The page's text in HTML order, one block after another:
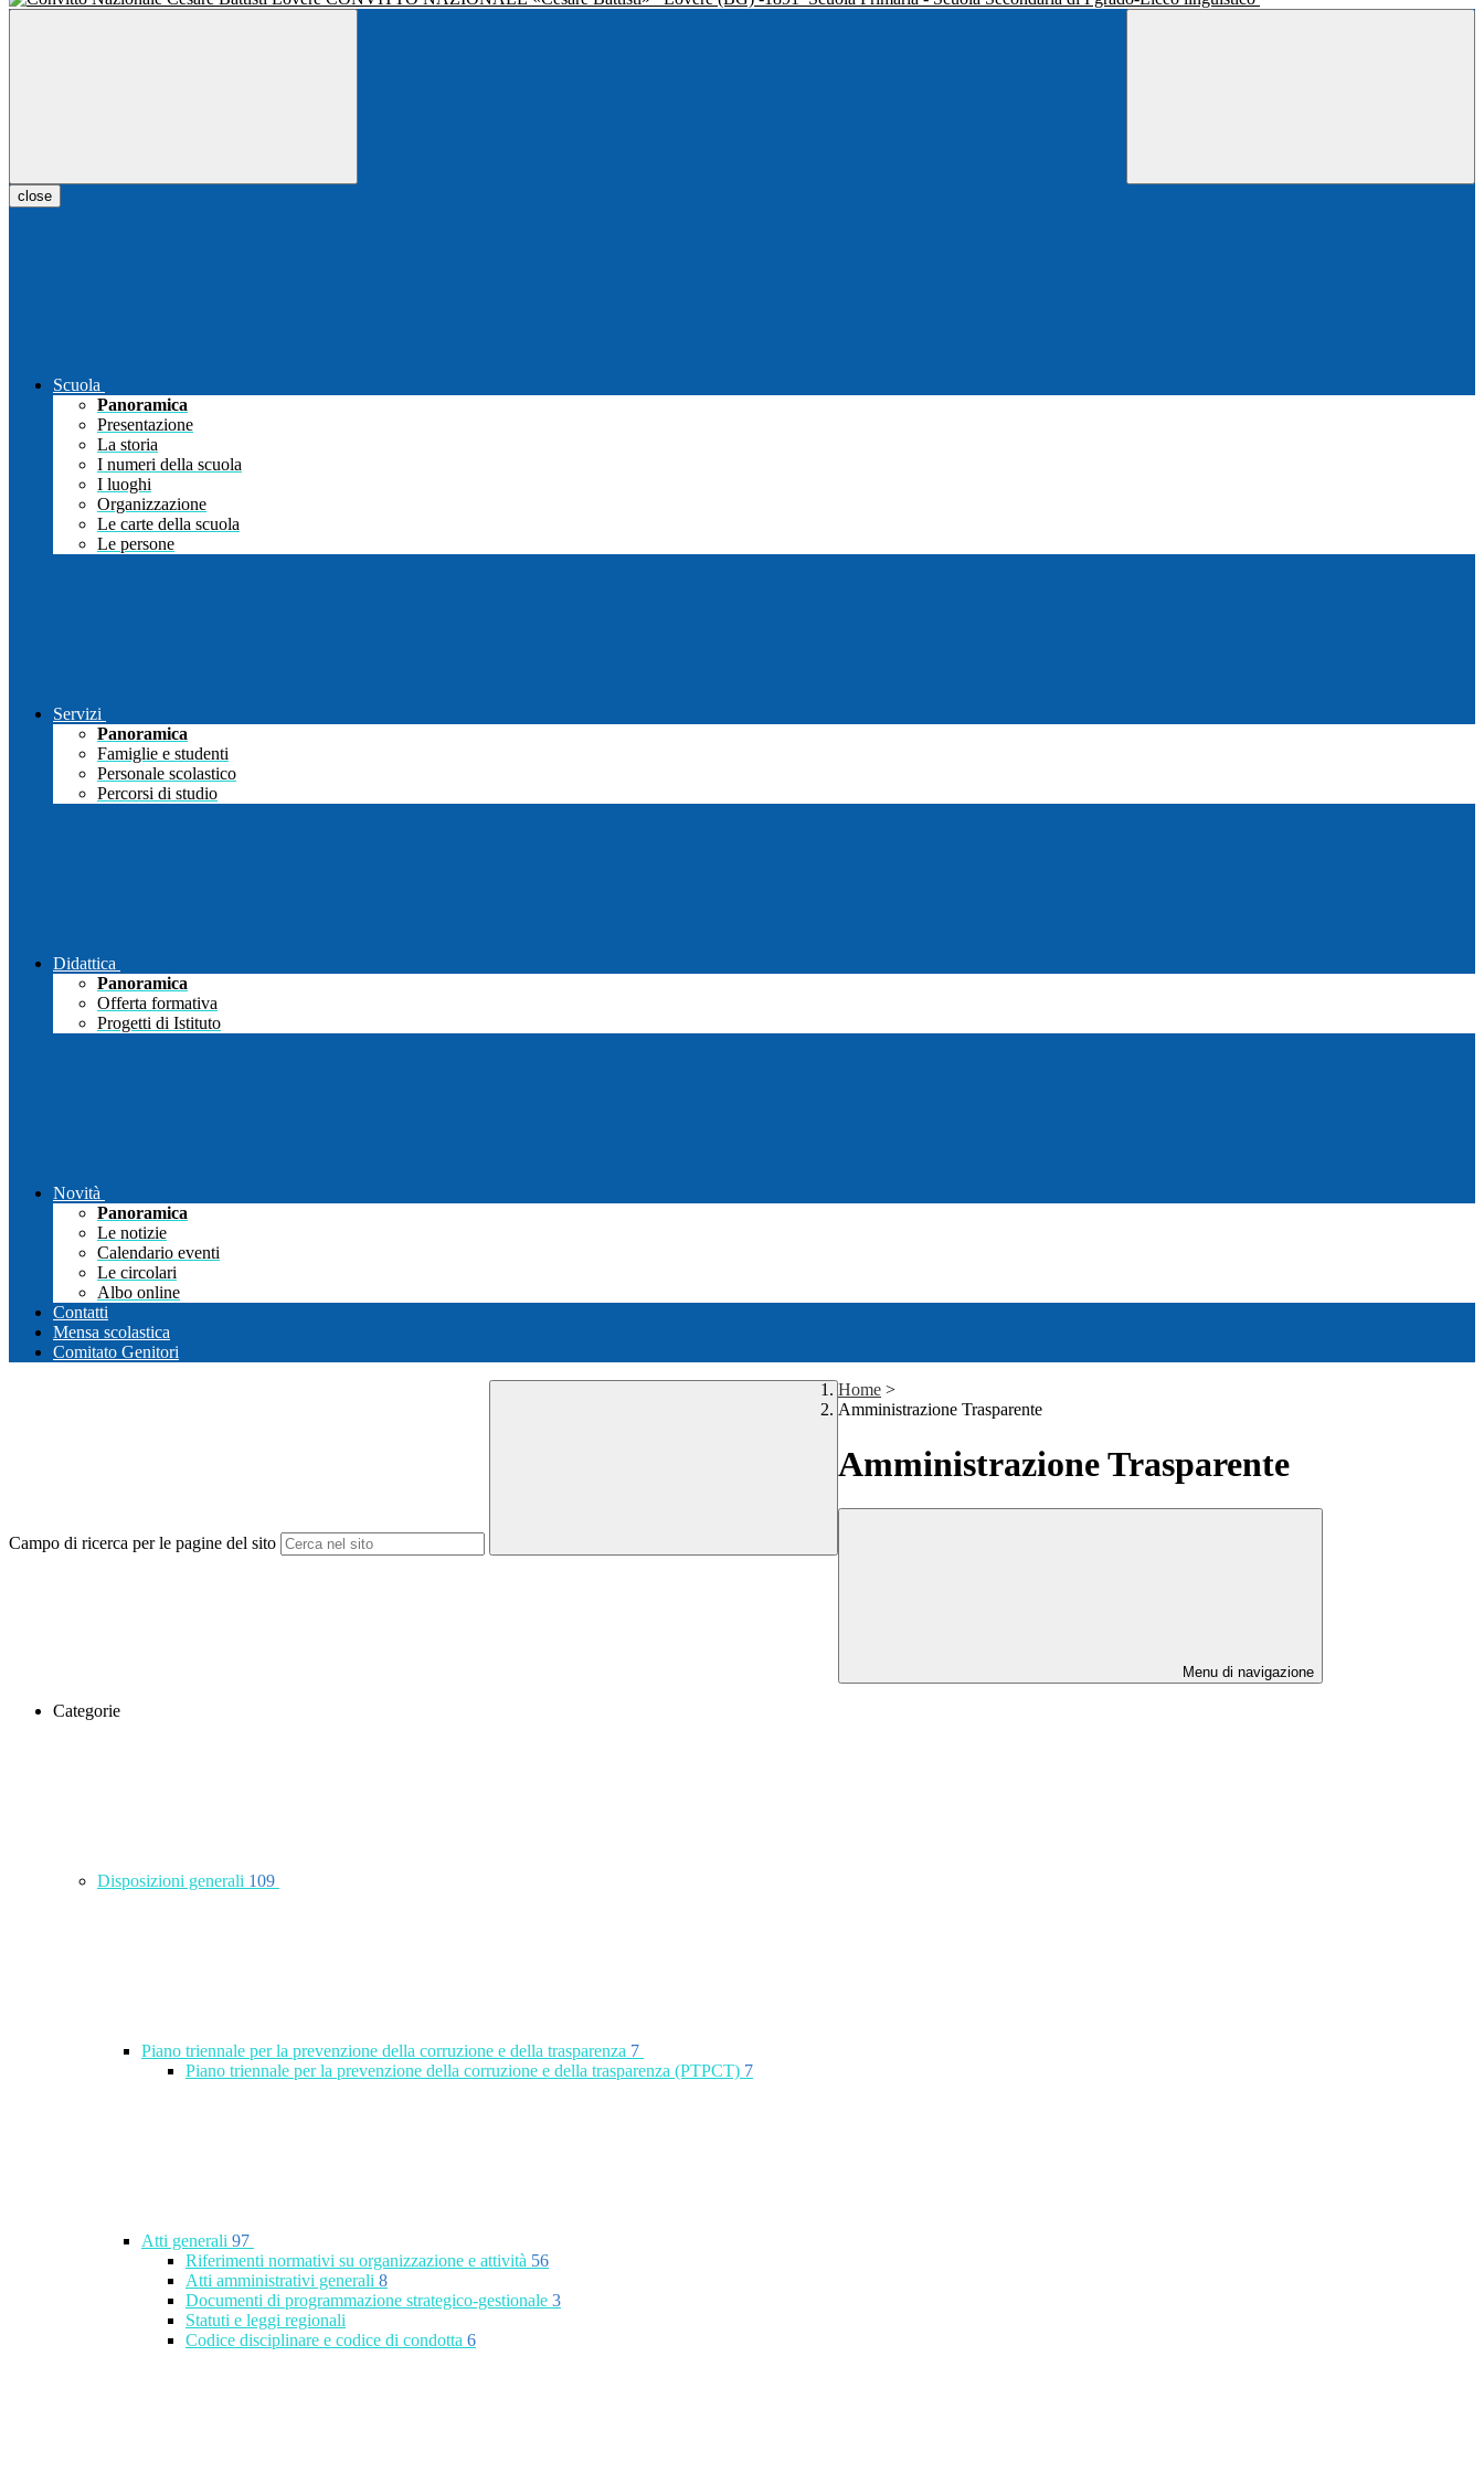
close
Scuola
Panoramica
Presentazione
La storia
I numeri della scuola
I luoghi
Organizzazione
Le carte della scuola
Le persone
Servizi
Panoramica
Famiglie e studenti
Personale scolastico
Percorsi di studio
Didattica
Panoramica
Offerta formativa
Progetti di Istituto
Novità
Panoramica
Le notizie
Calendario eventi
Le circolari
Albo online
Contatti
Mensa scolastica
Comitato Genitori
Campo di ricerca per le pagine del sito
Home >
Amministrazione Trasparente
Amministrazione Trasparente
Menu di navigazione
Categorie
Disposizioni generali 109
Piano triennale per la prevenzione della corruzione e della trasparenza 7
Piano triennale per la prevenzione della corruzione e della trasparenza (PTPCT) 7
Atti generali 97
Riferimenti normativi su organizzazione e attività 56
Atti amministrativi generali 8
Documenti di programmazione strategico-gestionale 3
Statuti e leggi regionali
Codice disciplinare e codice di condotta 6